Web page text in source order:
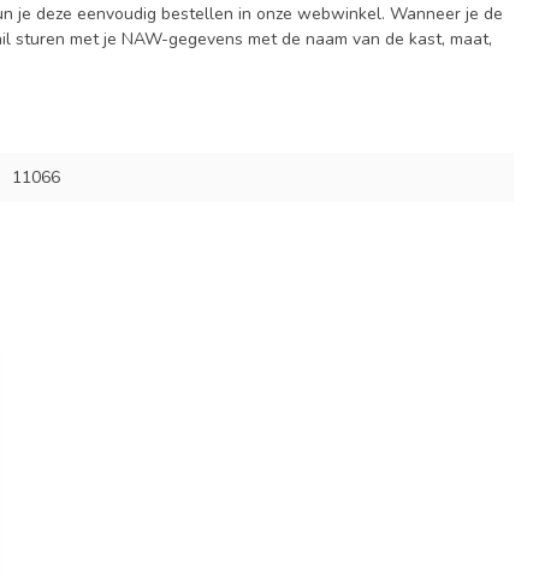
je deze eenvoudig bestellen in onze webwinkel. Wanneer je de
met je NAW-gegevens met de naam van de kast, maat,
11066